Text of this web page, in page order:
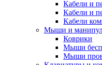
Кабели и
Кабели и
Кабели
Мыши и
Коврики
Мыши
Мыши